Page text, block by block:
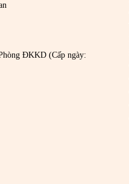
ĐKKD (Cấp ngày: